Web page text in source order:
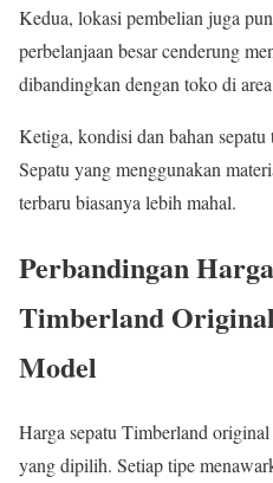
Kedua, lokasi pembelian juga
perbelanjaan besar cenderung
dibandingkan dengan toko di
Ketiga, kondisi dan bahan
Sepatu yang menggunakan
terbaru biasanya lebih mahal.
Perbandingan
Timberland
Model
Harga sepatu Timberland
yang dipilih. Setiap tipe